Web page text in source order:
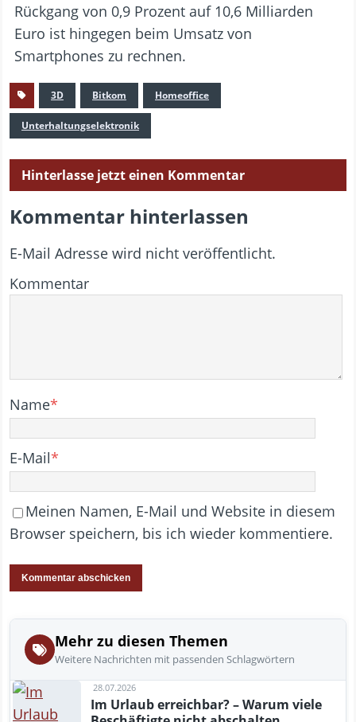
Rückgang von 0,9 Prozent auf 10,6 Milliarden
Euro ist hingegen beim Umsatz von
Smartphones zu rechnen.
3D Bitkom Homeoffice
Unterhaltungselektronik
Hinterlasse jetzt einen Kommentar
Kommentar hinterlassen
E-Mail Adresse wird nicht veröffentlicht.
Kommentar
Name*
E-Mail*
Meinen Namen, E-Mail und Website in diesem
Browser speichern, bis ich wieder kommentiere.
Mehr zu diesen Themen
Weitere Nachrichten mit passenden Schlagwörtern
28.07.2026
Im Urlaub erreichbar? – Warum viele